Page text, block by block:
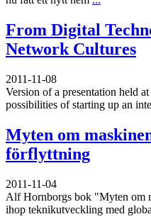
From Digital
Network Cultures
2011-11-08
Version of a presentation held
possibilities of starting up an
Myten om
förflyttning
2011-11-04
Alf Hornborgs bok "Myten om
ihop teknikutveckling med